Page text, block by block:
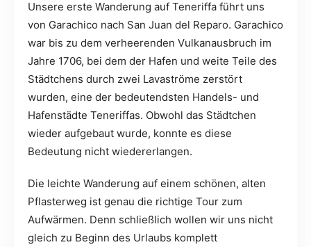
Unsere erste Wanderung auf Teneriffa führt uns
von Garachico nach San Juan del Reparo. Garachico
war bis zu dem verheerenden Vulkanausbruch im
Jahre 1706, bei dem der Hafen und weite Teile des
Städtchens durch zwei Lavaströme zerstört
wurden, eine der bedeutendsten Handels- und
Hafenstädte Teneriffas. Obwohl das Städtchen
wieder aufgebaut wurde, konnte es diese
Bedeutung nicht wiedererlangen.
Die leichte Wanderung auf einem schönen, alten
Pflasterweg ist genau die richtige Tour zum
Aufwärmen. Denn schließlich wollen wir uns nicht
gleich zu Beginn des Urlaubs komplett